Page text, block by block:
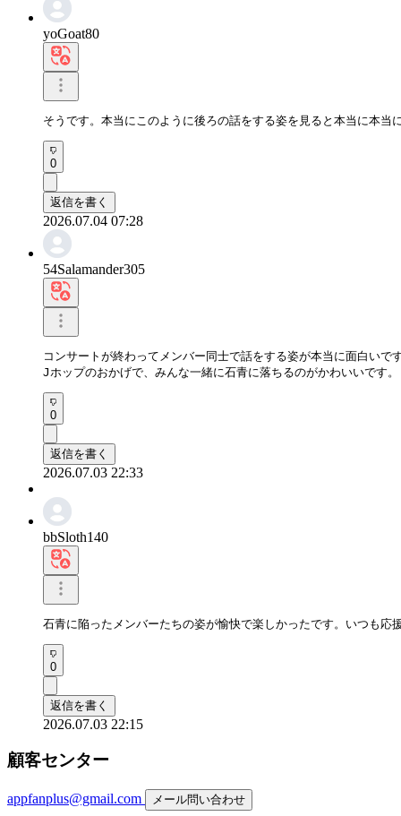
yoGoat80
そうです。本当にこのように後ろの話をする姿を見ると本当に本当
0
返信を書く
2026.07.04 07:28
54Salamander305
コンサートが終わってメンバー同士で話をする姿が本当に面白いで
Jホップのおかげで、みんな一緒に石青に落ちるのがかわいいです。
0
返信を書く
2026.07.03 22:33
bbSloth140
石青に陥ったメンバーたちの姿が愉快で楽しかったです。いつも応
0
返信を書く
2026.07.03 22:15
顧客センター
appfanplus@gmail.com メール問い合わせ